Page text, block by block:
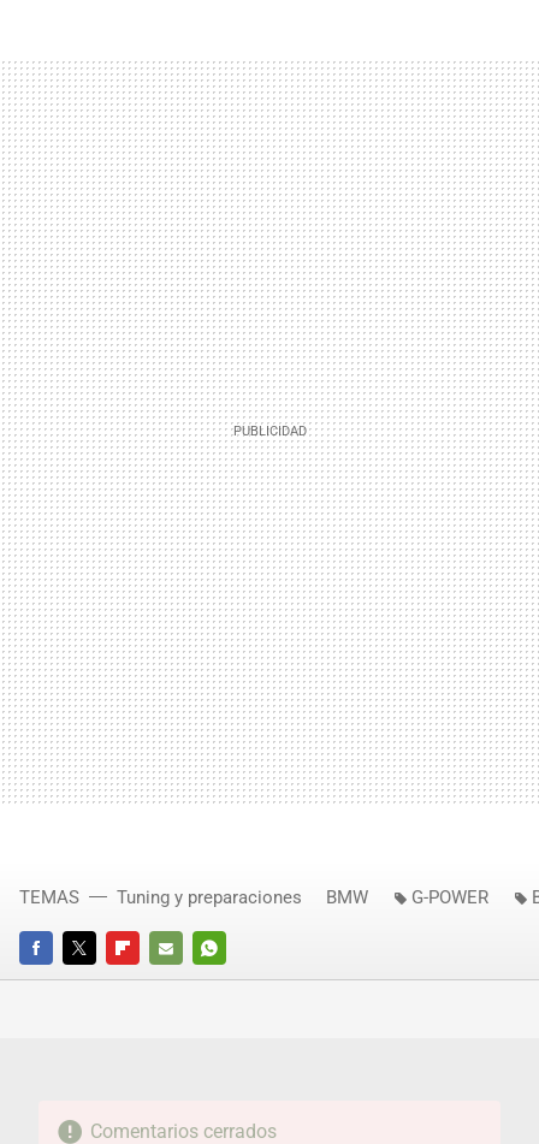
FACEBOOKTWITTERFLIPBOARD
E-
WHATSAPP
TEMAS Tuning y preparaciones BMW G-POWER
Comentarios cerrados